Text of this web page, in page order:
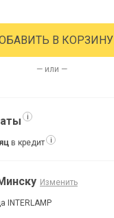
В КОРЗИНУ
— или —
i
в кредит i
Изменить
INTERLAMP